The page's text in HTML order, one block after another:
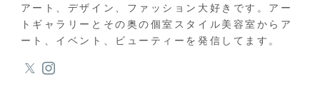
アート、デザイン、ファッション大好きです。アー
トギャラリーとその奥の個室スタイル美容室からア
ート、イベント、ビューティーを発信してます。